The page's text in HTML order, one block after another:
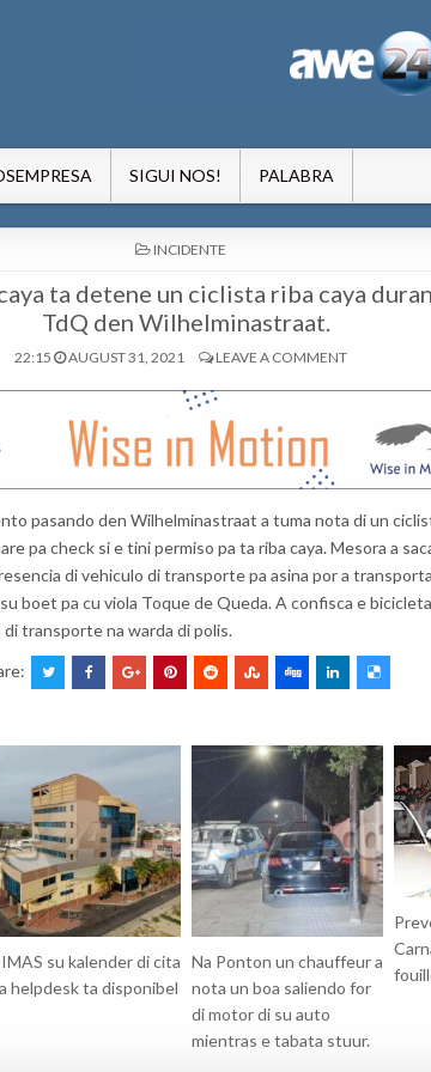
SIGUI NOS! PALABRA
POSTED
IN
INCIDENTE
ta detene un ciclista riba caya
TdQ den Wilhelminastraat.
22:15 AUGUST 31, 2021 LEAVE A COMMENT
pasando den Wilhelminastraat a tuma nota di un
pa check si e tini permiso pa ta riba caya. Mesora a
di vehiculo di transporte pa asina por a
boet pa cu viola Toque de Queda. A confisca e
transporte na warda di polis.
su kalender di cita
helpdesk ta disponibel
Na Ponton un chauffeur a
nota un boa saliendo for
di motor di su auto
mientras e tabata stuur.